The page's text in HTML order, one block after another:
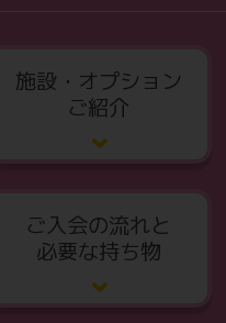
施設・オプション
ご紹介
ご入会の流れと
必要な持ち物